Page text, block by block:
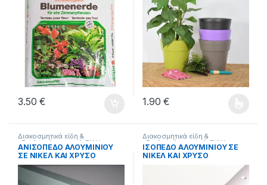
3.50€ 1.90€
Διακοσμητικά είδη &
εξοπλισμός σπιτιού,ΕΙΔΗ
ΣΠΙΤΙΟΥ
ΑΝΙΣΟΠΕΔΟ ΑΛΟΥΜΙΝΙΟΥ
ΣΕ ΝΙΚΕΛ ΚΑΙ ΧΡΥΣΟ
38mm*280cm.
Διακοσμητικά είδη &
εξοπλισμός σπιτιού,ΕΙΔΗ
ΣΠΙΤΙΟΥ
ΙΣΟΠΕΔΟ ΑΛΟΥΜΙΝΙΟΥ ΣΕ
ΝΙΚΕΛ ΚΑΙ ΧΡΥΣΟ